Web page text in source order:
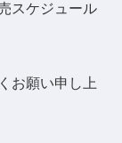
スケジュール
お願い申し上